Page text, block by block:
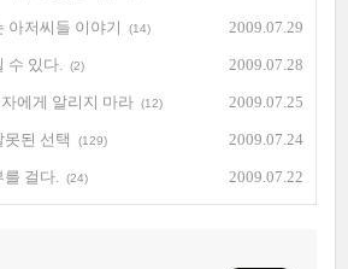
아저씨들 이야기 (14) 2009.07.29
수 있다. (2) 2009.07.28
에게 알리지 마라 (12) 2009.07.25
된 선택 (129) 2009.07.24
걸다. (24) 2009.07.22